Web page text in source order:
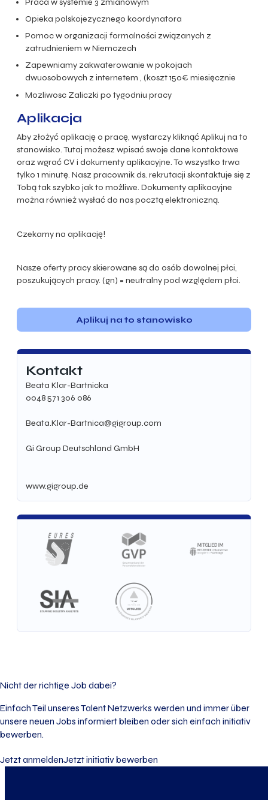
Praca w systemie 3 zmianowym
Opieka polskojezycznego koordynatora
Pomoc w organizacji formalności związanych z
zatrudnieniem w Niemczech
Zapewniamy zakwaterowanie w pokojach
dwuosobowych z internetem , (koszt 150€ miesięcznie
Mozliwosc Zaliczki po tygodniu pracy
Aplikacja
Aby złożyć aplikację o pracę, wystarczy kliknąć Aplikuj na to
stanowisko. Tutaj możesz wpisać swoje dane kontaktowe
oraz wgrać CV i dokumenty aplikacyjne. To wszystko trwa
tylko 1 minutę. Nasz pracownik ds. rekrutacji skontaktuje się z
Tobą tak szybko jak to możliwe. Dokumenty aplikacyjne
można również wysłać do nas pocztą elektroniczną.
Czekamy na aplikację!
Nasze oferty pracy skierowane są do osób dowolnej płci,
poszukujących pracy. (gn) = neutralny pod względem płci.
Aplikuj na to stanowisko
Kontakt
Beata Klar-Bartnicka
0048 571 306 086
Beata.Klar-Bartnica@gigroup.com
Gi Group Deutschland GmbH
www.gigroup.de
Nicht der richtige Job dabei?
Einfach Teil unseres Talent Netzwerks werden und immer über
unsere neuen Jobs informiert bleiben oder sich einfach initiativ
bewerben.
Jetzt anmeldenJetzt initiativ bewerben